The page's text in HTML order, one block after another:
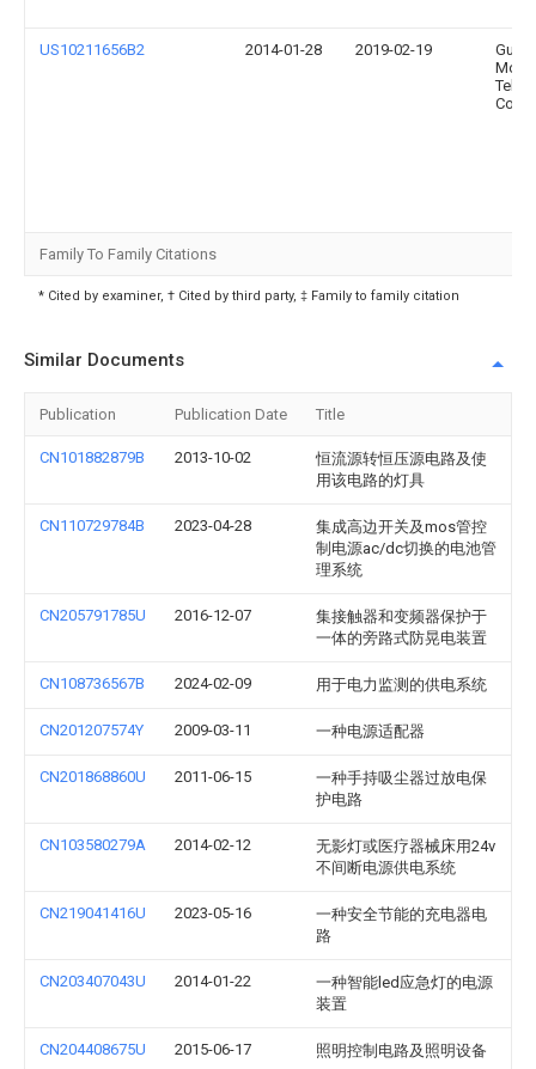
US10211656B2 2014-01-28 2019-02-19
Family To Family Citations
* Cited by examiner, † Cited by third party, ‡ Family to family citation
Similar Documents
Publication Publication Date Title
CN101882879B 2013-10-02
恒流源转恒压源电路及使
用该电路的灯具
CN110729784B 2023-04-28
集成高边开关及mos管控
制电源ac/dc切换的电池管
理系统
CN205791785U 2016-12-07
集接触器和变频器保护于
一体的旁路式防晃电装置
CN108736567B 2024-02-09 用于电力监测的供电系统
CN201207574Y 2009-03-11 一种电源适配器
CN201868860U 2011-06-15
一种手持吸尘器过放电保
护电路
CN103580279A 2014-02-12
无影灯或医疗器械床用24v
不间断电源供电系统
CN219041416U 2023-05-16
一种安全节能的充电器电
路
CN203407043U 2014-01-22
一种智能led应急灯的电源
装置
CN204408675U 2015-06-17 照明控制电路及照明设备